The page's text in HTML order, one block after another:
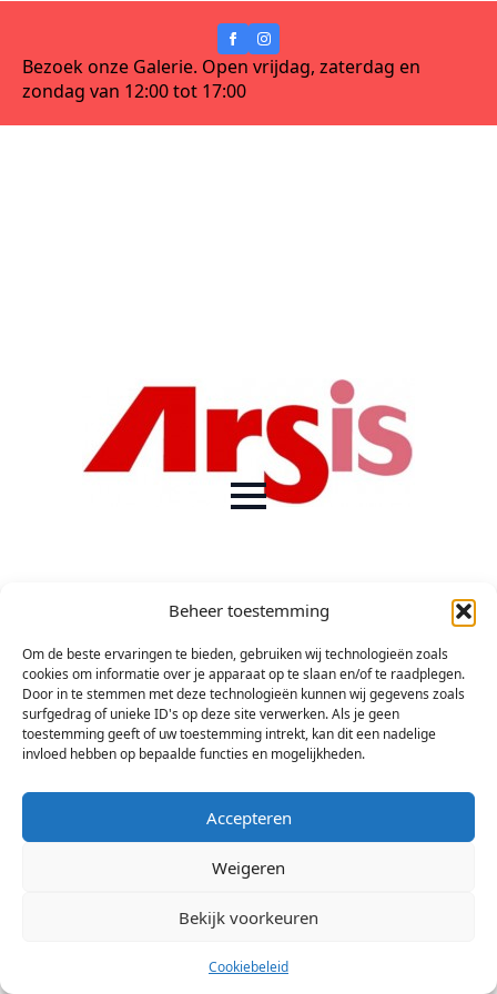
Beheer toestemming
Om de beste ervaringen te bieden, gebruiken wij technologieën zoals
cookies om informatie over je apparaat op te slaan en/of te raadplegen.
Door in te stemmen met deze technologieën kunnen wij gegevens zoals
surfgedrag of unieke ID's op deze site verwerken. Als je geen
toestemming geeft of uw toestemming intrekt, kan dit een nadelige
invloed hebben op bepaalde functies en mogelijkheden.
Accepteren
Weigeren
Bekijk voorkeuren
Cookiebeleid
Bezoek onze Galerie. Open vrijdag, zaterdag en
zondag van 12:00 tot 17:00
© 2026 Stichting Arsis Kunst en Societeit